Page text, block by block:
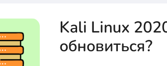
Kali Linux
обновиться?